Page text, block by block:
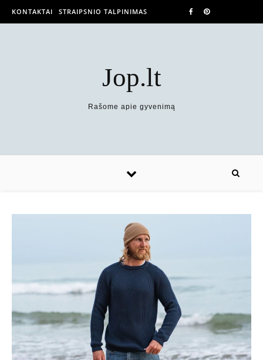
KONTAKTAI STRAIPSNIO TALPINIMAS
Jop.lt
Rašome apie gyvenimą